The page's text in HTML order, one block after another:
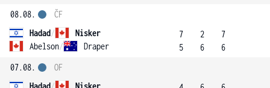
08.08.
Hadad/
Nisker
Abelson/ Draper
ČF
7
5
2
6
7
6
07.08.
Hadad/
Nisker
OF